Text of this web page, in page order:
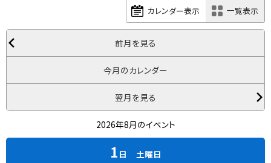
カレンダー表示 一覧表示
前月を見る
今月のカレンダー
翌月を見る
2026年8月のイベント
1 日 土曜日